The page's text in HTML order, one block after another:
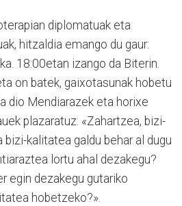
diplomatuak eta
hitzaldia emango du gaur:
18:00etan izango da Biterin.
on batek, gaixotasunak ho­betu
dio Mendiarazek eta horixe
plazaratuz: «Zahar­tzea, bizi­
bizi-kalitatea galdu behar al dugu
lortu ahal dezakegu?
egin dezakegu gutariko
hobetzeko?».